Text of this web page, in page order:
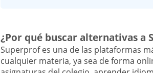
¿Por qué buscar alternativas a
Superprof es una de las plataformas
cualquier materia, ya sea de forma